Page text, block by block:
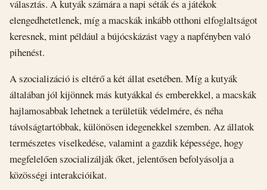
választás. A kutyák számára a napi séták és a játékok
elengedhetetlenek, míg a macskák inkább otthoni elfoglaltságot
keresnek, mint például a bújócskázást vagy a napfényben való
pihenést.
A szocializáció is eltérő a két állat esetében. Míg a kutyák
általában jól kijönnek más kutyákkal és emberekkel, a macskák
hajlamosabbak lehetnek a területük védelmére, és néha
távolságtartóbbak, különösen idegenekkel szemben. Az állatok
természetes viselkedése, valamint a gazdik képessége, hogy
megfelelően szocializálják őket, jelentősen befolyásolja a
közösségi interakcióikat.